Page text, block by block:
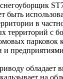
быть
в
территорий с
парковок
и
обладает
на